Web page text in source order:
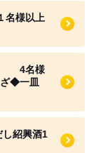
名様以上
4名様
ざ◆一皿
し紹興酒1